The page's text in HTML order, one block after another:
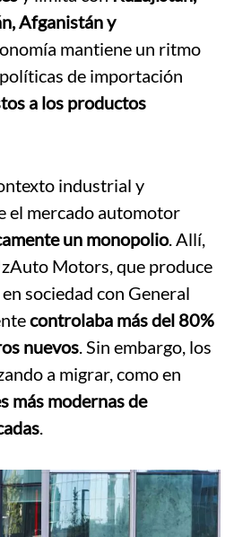
Afganistán y
mantiene un ritmo
de importación
a los productos
industrial y
el mercado automotor
un monopolio. Allí,
Motors, que produce
sociedad con General
controlaba más del 80%
nuevos. Sin embargo, los
a migrar, como en
más modernas de
.